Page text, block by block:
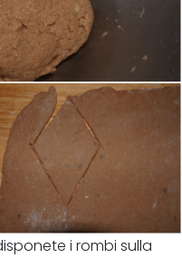
i rombi sulla